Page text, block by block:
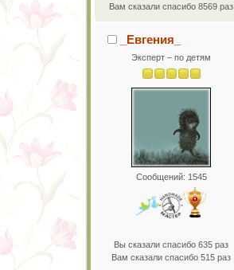
Вам сказали спасибо 8569 раз
_Евгения_
Эксперт – по детям
Сообщений: 1545
Вы сказали спасибо 635 раз
Вам сказали спасибо 515 раз